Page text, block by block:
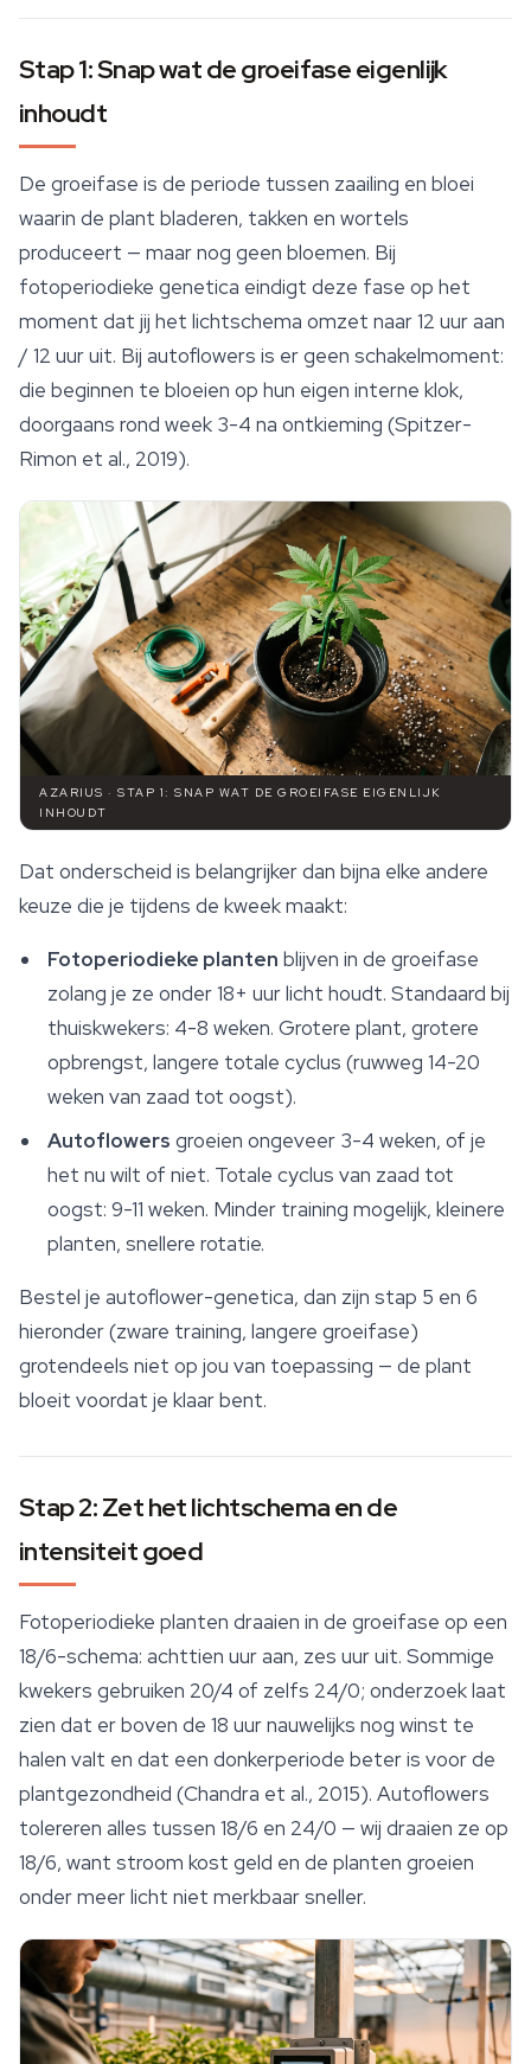
Stap 1: Snap wat de groeifase eigenlijk
inhoudt
De groeifase is de periode tussen zaailing en bloei
waarin de plant bladeren, takken en wortels
produceert — maar nog geen bloemen. Bij
fotoperiodieke genetica eindigt deze fase op het
moment dat jij het lichtschema omzet naar 12 uur aan
/ 12 uur uit. Bij autoflowers is er geen schakelmoment:
die beginnen te bloeien op hun eigen interne klok,
doorgaans rond week 3-4 na ontkieming (Spitzer-
Rimon et al., 2019).
AZARIUS · STAP 1: SNAP WAT DE GROEIFASE EIGENLIJK
INHOUDT
Dat onderscheid is belangrijker dan bijna elke andere
keuze die je tijdens de kweek maakt:
Fotoperiodieke planten blijven in de groeifase
zolang je ze onder 18+ uur licht houdt. Standaard bij
thuiskwekers: 4-8 weken. Grotere plant, grotere
opbrengst, langere totale cyclus (ruwweg 14-20
weken van zaad tot oogst).
Autoflowers groeien ongeveer 3-4 weken, of je
het nu wilt of niet. Totale cyclus van zaad tot
oogst: 9-11 weken. Minder training mogelijk, kleinere
planten, snellere rotatie.
Bestel je autoflower-genetica, dan zijn stap 5 en 6
hieronder (zware training, langere groeifase)
grotendeels niet op jou van toepassing — de plant
bloeit voordat je klaar bent.
Stap 2: Zet het lichtschema en de
intensiteit goed
Fotoperiodieke planten draaien in de groeifase op een
18/6-schema: achttien uur aan, zes uur uit. Sommige
kwekers gebruiken 20/4 of zelfs 24/0; onderzoek laat
zien dat er boven de 18 uur nauwelijks nog winst te
halen valt en dat een donkerperiode beter is voor de
plantgezondheid (Chandra et al., 2015). Autoflowers
tolereren alles tussen 18/6 en 24/0 — wij draaien ze op
18/6, want stroom kost geld en de planten groeien
onder meer licht niet merkbaar sneller.